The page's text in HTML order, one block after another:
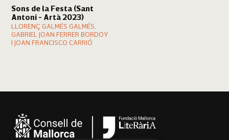
Sons de la Festa (Sant
Antoni - Artà 2023)
LLORENÇ GALMÉS GALMÉS,
GABRIEL JOAN FERRER BORDOY
I JOAN FRANCISCO CARRIÓ